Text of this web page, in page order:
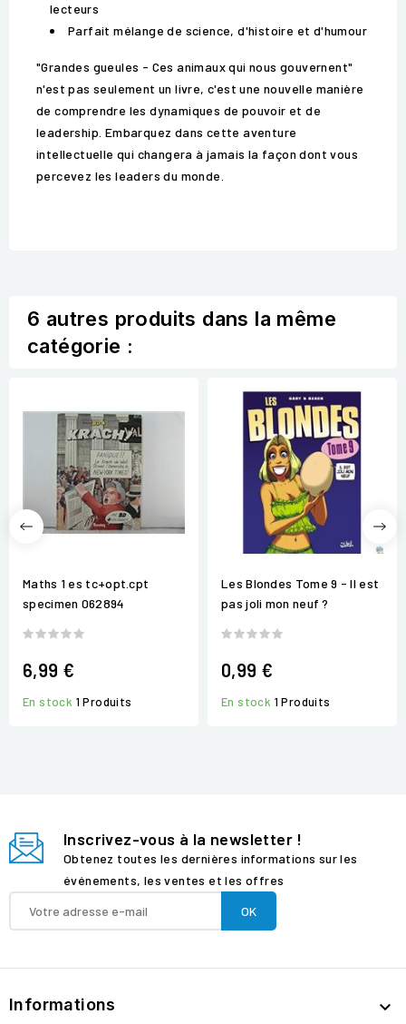
lecteurs
Parfait mélange de science, d'histoire et d'humour
"Grandes gueules - Ces animaux qui nous gouvernent"
n'est pas seulement un livre, c'est une nouvelle manière
de comprendre les dynamiques de pouvoir et de
leadership. Embarquez dans cette aventure
intellectuelle qui changera à jamais la façon dont vous
percevez les leaders du monde.
6 autres produits dans la même
catégorie :
Maths 1 es tc+opt.cpt
specimen 062894
6,99 €
En stock 1 Produits
Les Blondes Tome 9 - Il est
pas joli mon neuf ?
0,99 €
En stock 1 Produits
Inscrivez-vous à la newsletter !
Obtenez toutes les dernières informations sur les
événements, les ventes et les offres
Informations 